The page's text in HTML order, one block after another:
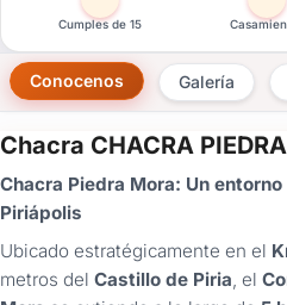
Cumples de 15
Conocenos Galería
Chacra CHACRA
Chacra Piedra Mora: Un
Piriápolis
Ubicado estratégicamente en el
metros del Castillo de Piria, el
×
Consultar
¿Ya
tenés
cuenta?